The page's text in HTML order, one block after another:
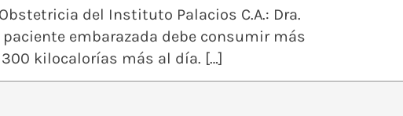
del Instituto Palacios C.A.: Dra.
embarazada debe consumir más
kilocalorías más al día. […]